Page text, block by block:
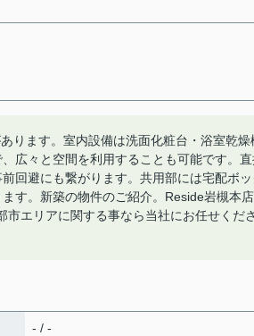
ります。室内設備は洗面化粧台・浴室乾燥
広々と空間を利用することも可能です。
回避にも繋がります。共用部には宅配ボ
す。新築の物件のご紹介。Reside岩槻本店
エリアに関する事なら当社にお任せくだ
- / -